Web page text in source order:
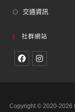
交通資訊
社群網站
Copyright © 2020-2026